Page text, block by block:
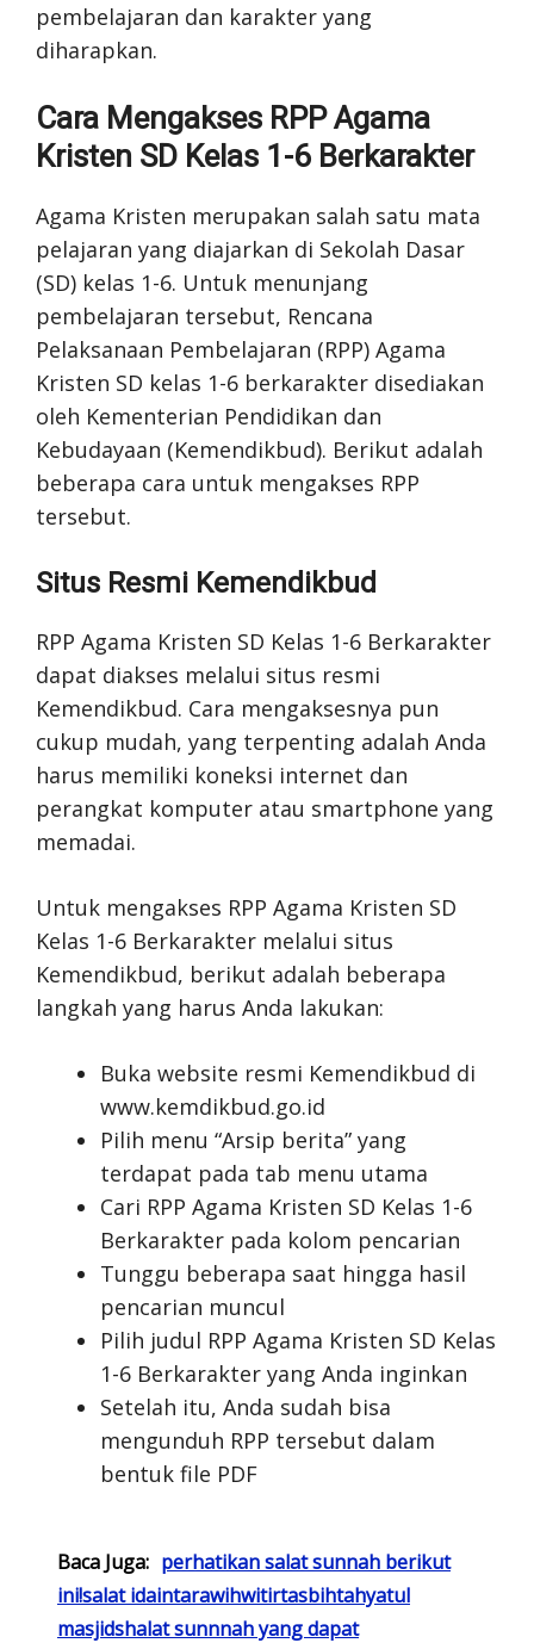
pembelajaran dan karakter yang
diharapkan.
Cara Mengakses RPP Agama
Kristen SD Kelas 1-6 Berkarakter
Agama Kristen merupakan salah satu mata
pelajaran yang diajarkan di Sekolah Dasar
(SD) kelas 1-6. Untuk menunjang
pembelajaran tersebut, Rencana
Pelaksanaan Pembelajaran (RPP) Agama
Kristen SD kelas 1-6 berkarakter disediakan
oleh Kementerian Pendidikan dan
Kebudayaan (Kemendikbud). Berikut adalah
beberapa cara untuk mengakses RPP
tersebut.
Situs Resmi Kemendikbud
RPP Agama Kristen SD Kelas 1-6 Berkarakter
dapat diakses melalui situs resmi
Kemendikbud. Cara mengaksesnya pun
cukup mudah, yang terpenting adalah Anda
harus memiliki koneksi internet dan
perangkat komputer atau smartphone yang
memadai.
Untuk mengakses RPP Agama Kristen SD
Kelas 1-6 Berkarakter melalui situs
Kemendikbud, berikut adalah beberapa
langkah yang harus Anda lakukan:
Buka website resmi Kemendikbud di
www.kemdikbud.go.id
Pilih menu “Arsip berita” yang
terdapat pada tab menu utama
Cari RPP Agama Kristen SD Kelas 1-6
Berkarakter pada kolom pencarian
Tunggu beberapa saat hingga hasil
pencarian muncul
Pilih judul RPP Agama Kristen SD Kelas
1-6 Berkarakter yang Anda inginkan
Setelah itu, Anda sudah bisa
mengunduh RPP tersebut dalam
bentuk file PDF
Baca Juga: perhatikan salat sunnah berikut
ini!salat idaintarawihwitirtasbihtahyatul
masjidshalat sunnnah yang dapat